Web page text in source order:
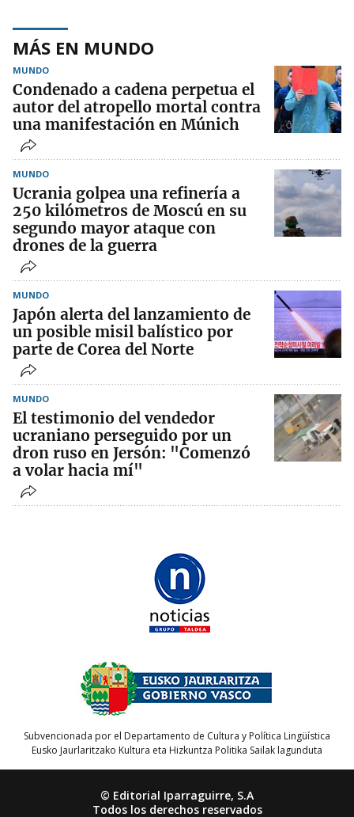
MÁS EN MUNDO
MUNDO
Condenado a cadena perpetua el
autor del atropello mortal contra
una manifestación en Múnich
MUNDO
Ucrania golpea una refinería a
250 kilómetros de Moscú en su
segundo mayor ataque con
drones de la guerra
MUNDO
Japón alerta del lanzamiento de
un posible misil balístico por
parte de Corea del Norte
MUNDO
El testimonio del vendedor
ucraniano perseguido por un
dron ruso en Jersón: "Comenzó
a volar hacia mí"
Subvencionada por el Departamento de Cultura y Política Lingüística
Eusko Jaurlaritzako Kultura eta Hizkuntza Politika Sailak lagunduta
© Editorial Iparraguirre, S.A
Todos los derechos reservados